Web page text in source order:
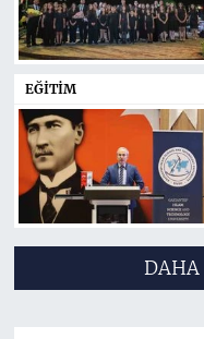
EĞITIM
DAHA